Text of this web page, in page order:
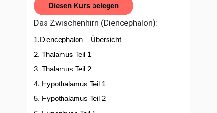
Diesen Kurs belegen
Das Zwischenhirn (Diencephalon):
1.Diencephalon – Übersicht
2. Thalamus Teil 1
3. Thalamus Teil 2
4. Hypothalamus Teil 1
5. Hypothalamus Teil 2